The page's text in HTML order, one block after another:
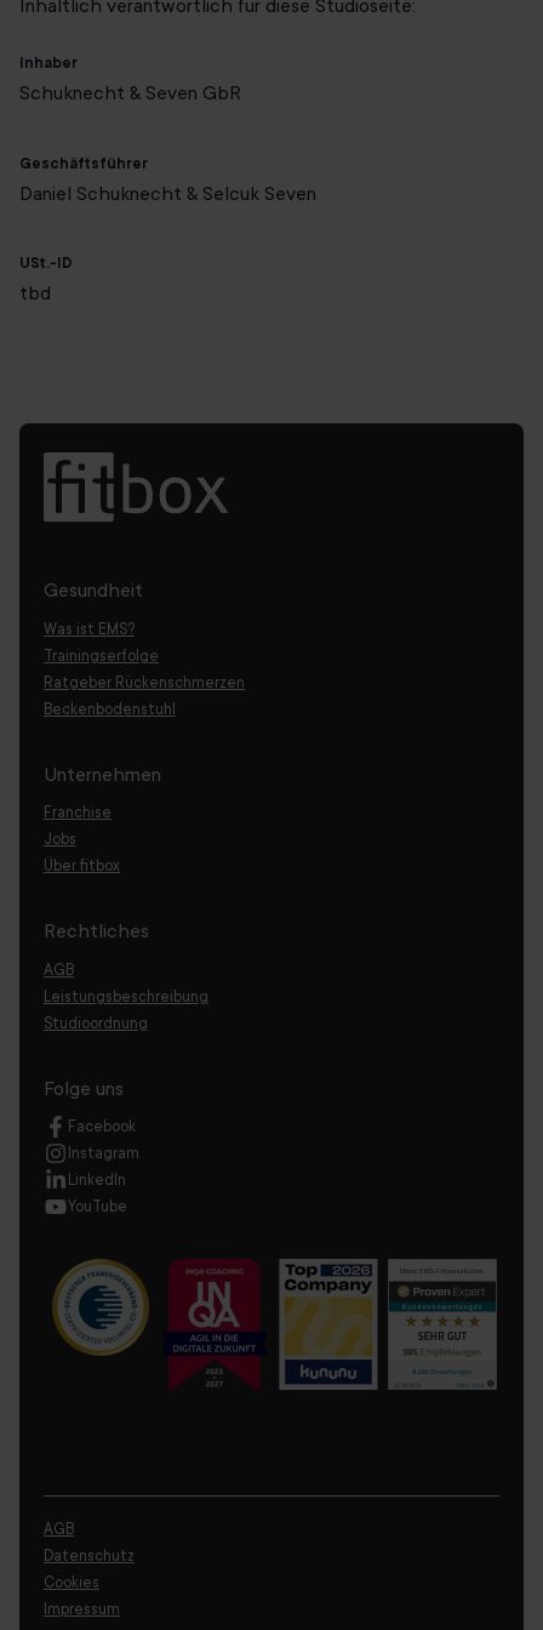
Inhaltlich verantwortlich für diese Studioseite:
Inhaber
Schuknecht & Seven GbR
Geschäftsführer
Daniel Schuknecht & Selcuk Seven
USt.-ID
tbd
Gesundheit
Was ist EMS?
Trainingserfolge
Ratgeber Rückenschmerzen
Beckenbodenstuhl
Unternehmen
Franchise
Jobs
Über fitbox
Rechtliches
AGB
Leistungsbeschreibung
Studioordnung
Folge uns
Facebook
Instagram
LinkedIn
YouTube
AGB
Datenschutz
Cookies
Impressum